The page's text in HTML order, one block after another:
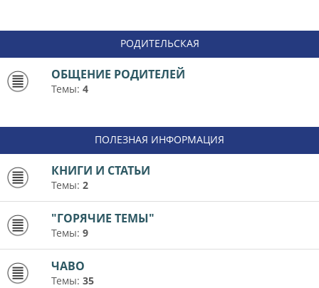
РОДИТЕЛЬСКАЯ
ОБЩЕНИЕ РОДИТЕЛЕЙ
Темы: 4
ПОЛЕЗНАЯ ИНФОРМАЦИЯ
КНИГИ И СТАТЬИ
Темы: 2
"ГОРЯЧИЕ ТЕМЫ"
Темы: 9
ЧАВО
Темы: 35